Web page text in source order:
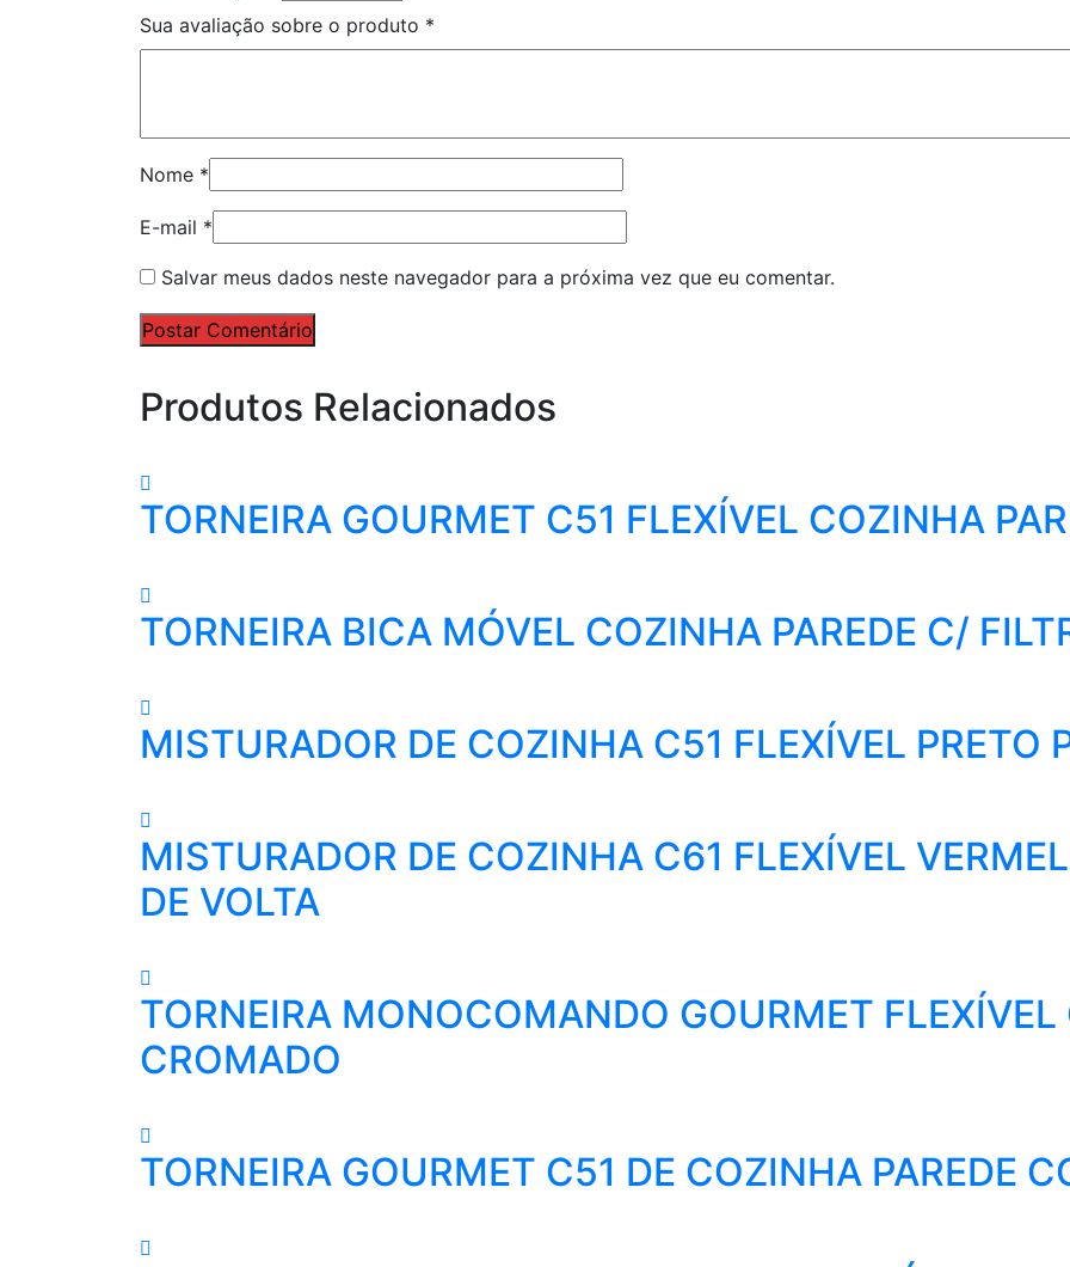
Sua avaliação sobre o produto *
Nome *
E-mail *
Salvar meus dados neste navegador para a próxima vez que eu comentar.
Postar Comentário
Produtos Relacionados
TORNEIRA GOURMET C51 FLEXÍVEL COZINHA
TORNEIRA BICA MÓVEL COZINHA PAREDE C/
MISTURADOR DE COZINHA C51 FLEXÍVEL PRETO
MISTURADOR DE COZINHA C61 FLEXÍVEL
DE VOLTA
TORNEIRA MONOCOMANDO GOURMET
CROMADO
TORNEIRA GOURMET C51 DE COZINHA PAREDE